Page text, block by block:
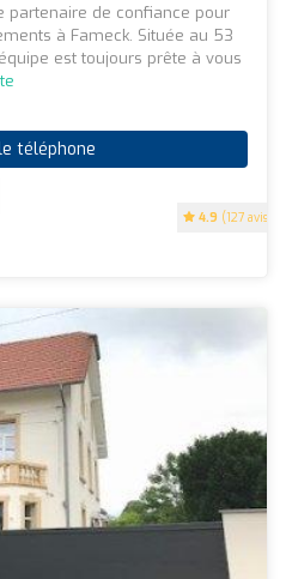
4.9 (127 avis)
partenaire de confiance pour
à Fameck. Située au 53
est toujours prête à vous
téléphone